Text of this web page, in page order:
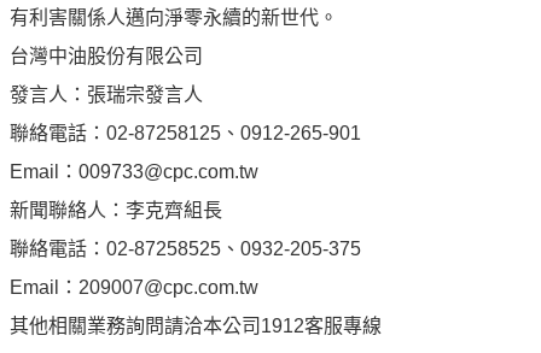
友
愛
油
深
耕
懷
續
供
有利害關係人邁向淨零永續的新世代。
台灣中油股份有限公司
發言人：張瑞宗發言人
聯絡電話：02-87258125、0912-265-901
Email：009733@cpc.com.tw
新聞聯絡人：李克齊組長
聯絡電話：02-87258525、0932-205-375
Email：209007@cpc.com.tw
其他相關業務詢問請洽本公司1912客服專線